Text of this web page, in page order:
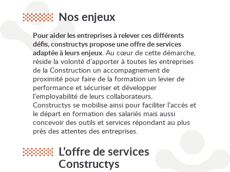
Nos enjeux
Pour aider les entreprises à relever ces différents
défis, constructys propose une offre de services
adaptée à leurs enjeux. Au cœur de cette démarche,
réside la volonté d’apporter à toutes les entreprises
de la Construction un accompagnement de
proximité pour faire de la formation un levier de
performance et sécuriser et développer
l’employabilité de leurs collaborateurs.
Constructys se mobilise ainsi pour faciliter l’accès et
le départ en formation des salariés mais aussi
concevoir des outils et services répondant au plus
près des attentes des entreprises.
L’offre de services
Constructys